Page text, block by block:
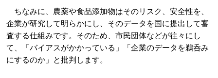
ちなみに、農薬や食品添加物はそのリスク、安全性を、
企業が研究して明らかにし、そのデータを国に提出して審
査する仕組みです。そのため、市民団体などが往々にし
て、「バイアスがかかっている」「企業のデータを鵜呑み
にするのか」と批判します。